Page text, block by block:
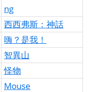
ng
西西弗斯：神話
嗨？是我！
智異山
怪物
Mouse